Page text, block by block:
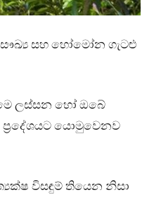
සහ හෝමෝන ගැටළු
ලස්සන හෝ ඔබේ
යොමුවෙනව
විසඳුම් තියෙන නිසා